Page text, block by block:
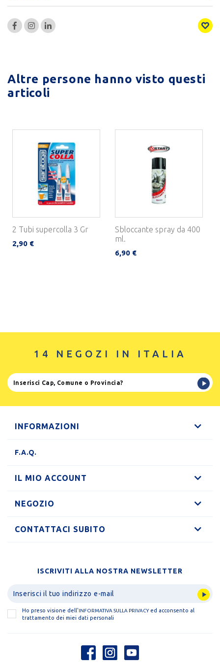
Altre persone hanno visto questi
articoli
2 Tubi supercolla 3 Gr
2,90 €
Sbloccante spray da 400
ml.
6,90 €
14 NEGOZI IN ITALIA
INFORMAZIONI
F.A.Q.
IL MIO ACCOUNT
NEGOZIO
CONTATTACI SUBITO
ISCRIVITI ALLA NOSTRA NEWSLETTER
Ho preso visione dell' INFORMATIVA SULLA PRIVACYed acconsento al
trattamento dei miei dati personali